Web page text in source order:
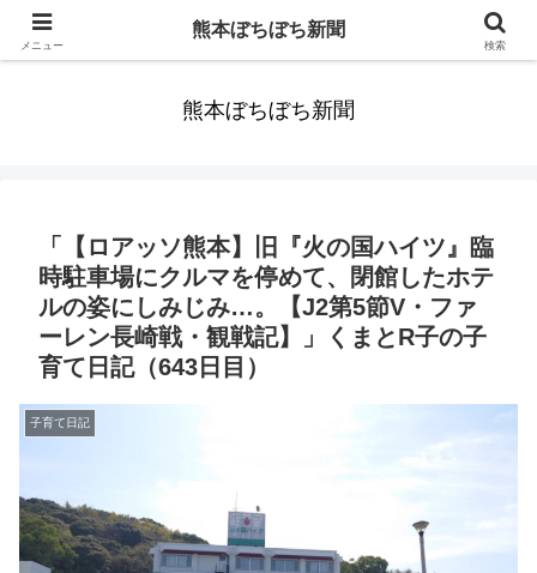
みんなまだ気づかずすごしていたんだわ。ずっといっしょに歩いてゆけるっ
熊本ぼちぼち新聞
「【ロアッソ熊本】旧『火の国ハイツ』臨
時駐車場にクルマを停めて、閉館したホテ
ルの姿にしみじみ…。【J2第5節V・ファ
ーレン長崎戦・観戦記】」くまとR子の子
育て日記（643日目）
子育て日記
メニュー
熊本ぼちぼち新聞
検索